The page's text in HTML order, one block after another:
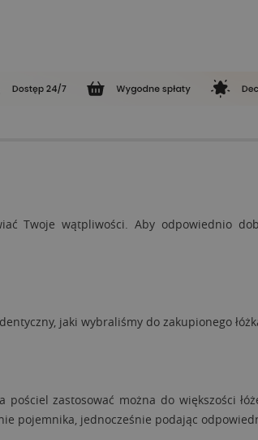
Twoje wątpliwości. Aby odpowiednio
jaki wybraliśmy do zakupionego
zastosować można do większości
pojemnika, jednocześnie podając